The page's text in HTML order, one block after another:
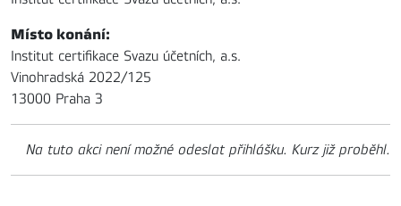
Místo konání:
Institut certifikace Svazu účetních, a.s.
Vinohradská 2022/125
13000 Praha 3
Na tuto akci není možné odeslat přihlášku. Kurz již proběhl.